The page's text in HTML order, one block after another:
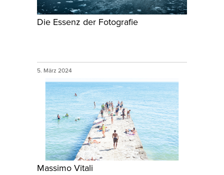
Die Essenz der Fotografie
5. März 2024
Massimo Vitali